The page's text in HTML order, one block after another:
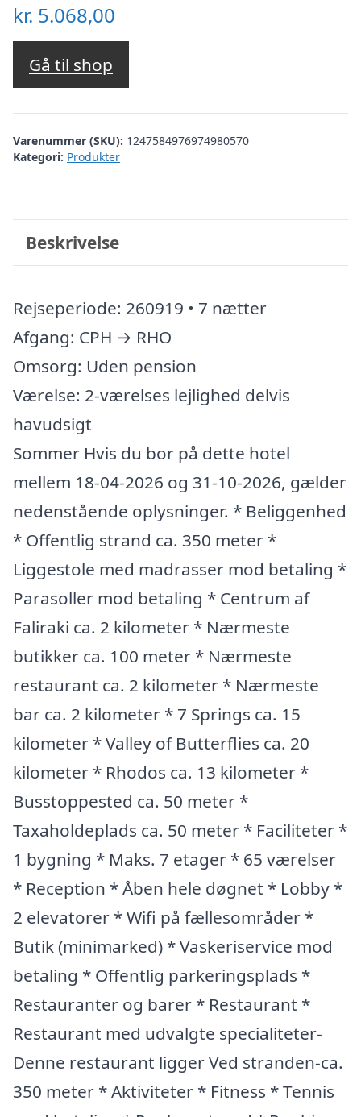
kr. 5.068,00
Gå til shop
Varenummer (SKU): 1247584976974980570
Kategori: Produkter
Beskrivelse
Rejseperiode: 260919 • 7 nætter
Afgang: CPH → RHO
Omsorg: Uden pension
Værelse: 2-værelses lejlighed delvis
havudsigt
Sommer Hvis du bor på dette hotel
mellem 18-04-2026 og 31-10-2026, gælder
nedenstående oplysninger. * Beliggenhed
* Offentlig strand ca. 350 meter *
Liggestole med madrasser mod betaling *
Parasoller mod betaling * Centrum af
Faliraki ca. 2 kilometer * Nærmeste
butikker ca. 100 meter * Nærmeste
restaurant ca. 2 kilometer * Nærmeste
bar ca. 2 kilometer * 7 Springs ca. 15
kilometer * Valley of Butterflies ca. 20
kilometer * Rhodos ca. 13 kilometer *
Busstoppested ca. 50 meter *
Taxaholdeplads ca. 50 meter * Faciliteter *
1 bygning * Maks. 7 etager * 65 værelser
* Reception * Åben hele døgnet * Lobby *
2 elevatorer * Wifi på fællesområder *
Butik (minimarked) * Vaskeriservice mod
betaling * Offentlig parkeringsplads *
Restauranter og barer * Restaurant *
Restaurant med udvalgte specialiteter-
Denne restaurant ligger Ved stranden-ca.
350 meter * Aktiviteter * Fitness * Tennis